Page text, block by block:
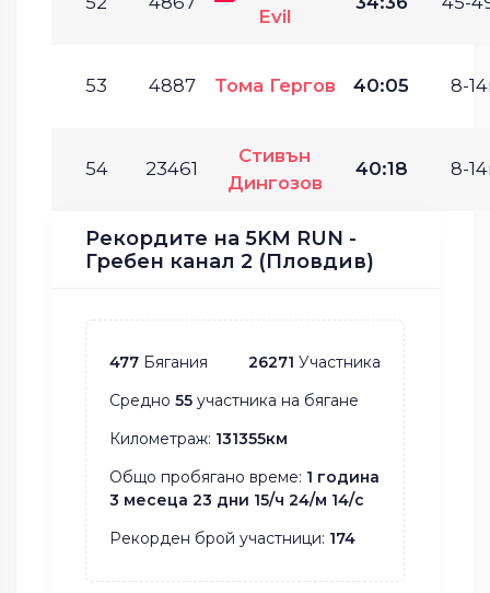
Evil
53 4887 Тома Гергов 40:05 8-
54 23461
Стивън
Дингозов
40:18 8-
Рекордите на 5KM RUN -
Гребен канал 2 (Пловдив)
477 Бягания 26271 Участника
Средно 55 участника на бягане
Километраж: 131355км
Общо пробягано време: 1 година
3 месеца 23 дни 15/ч 24/м 14/с
Рекорден брой участници: 174